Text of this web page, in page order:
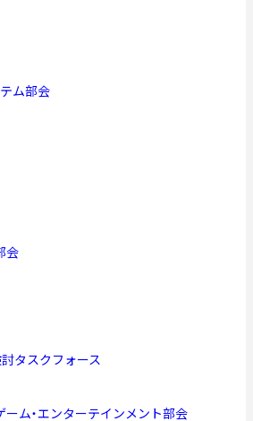
ム部会
会
タスクフォース
ム・エンターテインメント部会